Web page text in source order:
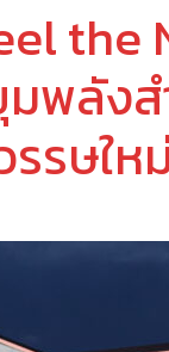
มพลั
รษให